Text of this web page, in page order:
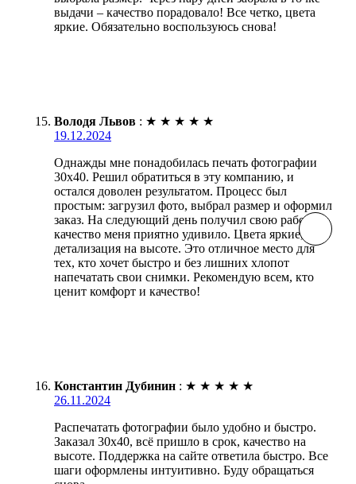
выдачи – качество порадовало! Все четко, цвета
яркие. Обязательно воспользуюсь снова!
Володя Львов : ★ ★ ★ ★ ★
19.12.2024
Однажды мне понадобилась печать фотографии
30х40. Решил обратиться в эту компанию, и
остался доволен результатом. Процесс был
простым: загрузил фото, выбрал размер и оформил
заказ. На следующий день получил свою работу, и
качество меня приятно удивило. Цвета яркие,
детализация на высоте. Это отличное место для
тех, кто хочет быстро и без лишних хлопот
напечатать свои снимки. Рекомендую всем, кто
ценит комфорт и качество!
Константин Дубинин : ★ ★ ★ ★ ★
26.11.2024
Распечатать фотографии было удобно и быстро.
Заказал 30х40, всё пришло в срок, качество на
высоте. Поддержка на сайте ответила быстро. Все
шаги оформлены интуитивно. Буду обращаться